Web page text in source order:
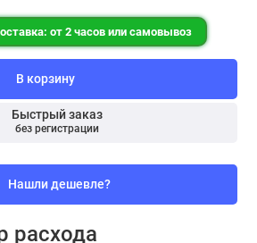
от 2 часов или самовывоз
В корзину
Быстрый заказ
без регистрации
Нашли дешевле?
расхода